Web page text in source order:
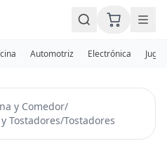
Automotriz Electrónica
y Comedor/
Tostadores/Tostadores